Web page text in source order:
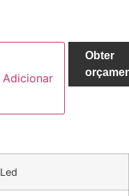
Adicionar
Obter
Led